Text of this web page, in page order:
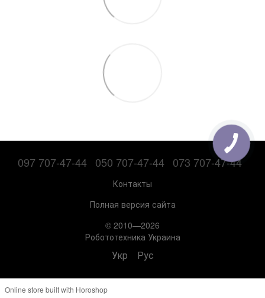
097 707-47-44 050 707-47-44 073 707-47-44
Контакты
Полная версия сайта
© 2010—2026
Робототехника Украина
Укр Рус
Online store built with Horoshop